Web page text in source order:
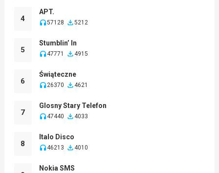
4
APT.
57128 5212
5
Stumblin’ In
47771 4915
6
Świąteczne
26370 4621
7
Glosny Stary Telefon
47440 4033
8
Italo Disco
46213 4010
Nokia SMS